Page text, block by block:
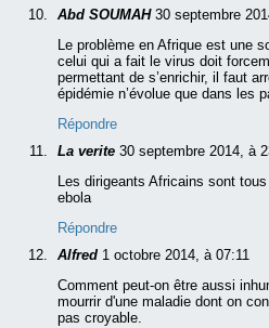
Abd SOUMAH 30 septembre
Le problème en Afrique est une
celui qui a fait le virus doit
permettant de s’enrichir, il faut
épidémie n’évolue que dans les
Répondre
La verite 30 septembre 2014, à
Les dirigeants Africains sont
ebola
Répondre
Alfred 1 octobre 2014, à 07:11
Comment peut-on être aussi
mourrir d'une maladie dont on
pas croyable.